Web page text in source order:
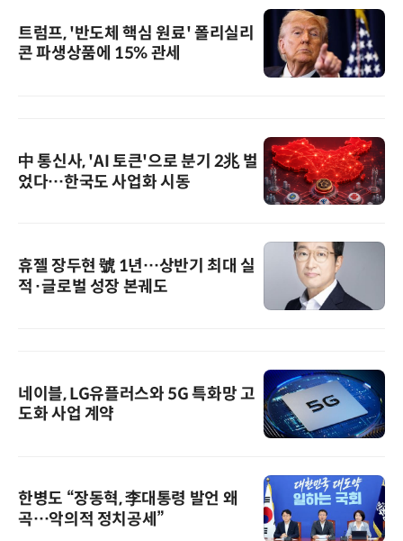
트럼프, '반도체 핵심 원료' 폴리실리
콘 파생상품에 15% 관세
中 통신사, 'AI 토큰'으로 분기 2兆 벌
었다…한국도 사업화 시동
휴젤 장두현 號 1년…상반기 최대 실
적·글로벌 성장 본궤도
네이블, LG유플러스와 5G 특화망 고
도화 사업 계약
한병도 “장동혁, 李대통령 발언 왜
곡…악의적 정치공세”